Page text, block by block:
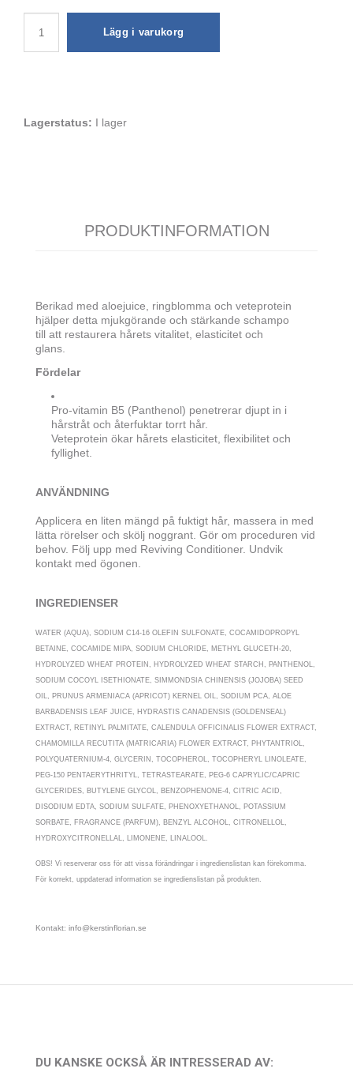
Lägg i varukorg
Lagerstatus: I lager
PRODUKTINFORMATION
Berikad med aloejuice, ringblomma och veteprotein
hjälper detta mjukgörande och stärkande schampo
till att restaurera hårets vitalitet, elasticitet och
glans.
Fördelar
Pro-vitamin B5 (Panthenol) penetrerar djupt in i
hårstråt och återfuktar torrt hår.
Veteprotein ökar hårets elasticitet, flexibilitet och
fyllighet.
ANVÄNDNING
Applicera en liten mängd på fuktigt hår, massera in med
lätta rörelser och skölj noggrant. Gör om proceduren vid
behov. Följ upp med Reviving Conditioner. Undvik
kontakt med ögonen.
INGREDIENSER
WATER (AQUA), SODIUM C14-16 OLEFIN SULFONATE, COCAMIDOPROPYL
BETAINE, COCAMIDE MIPA, SODIUM CHLORIDE, METHYL GLUCETH-20,
HYDROLYZED WHEAT PROTEIN, HYDROLYZED WHEAT STARCH, PANTHENOL,
SODIUM COCOYL ISETHIONATE, SIMMONDSIA CHINENSIS (JOJOBA) SEED
OIL, PRUNUS ARMENIACA (APRICOT) KERNEL OIL, SODIUM PCA, ALOE
BARBADENSIS LEAF JUICE, HYDRASTIS CANADENSIS (GOLDENSEAL)
EXTRACT, RETINYL PALMITATE, CALENDULA OFFICINALIS FLOWER EXTRACT,
CHAMOMILLA RECUTITA (MATRICARIA) FLOWER EXTRACT, PHYTANTRIOL,
POLYQUATERNIUM-4, GLYCERIN, TOCOPHEROL, TOCOPHERYL LINOLEATE,
PEG-150 PENTAERYTHRITYL, TETRASTEARATE, PEG-6 CAPRYLIC/CAPRIC
GLYCERIDES, BUTYLENE GLYCOL, BENZOPHENONE-4, CITRIC ACID,
DISODIUM EDTA, SODIUM SULFATE, PHENOXYETHANOL, POTASSIUM
SORBATE, FRAGRANCE (PARFUM), BENZYL ALCOHOL, CITRONELLOL,
HYDROXYCITRONELLAL, LIMONENE, LINALOOL.
OBS! Vi reserverar oss för att vissa förändringar i ingredienslistan kan förekomma.
För korrekt, uppdaterad information se ingredienslistan på produkten.
Kontakt: info@kerstinflorian.se
DU KANSKE OCKSÅ ÄR INTRESSERAD AV: